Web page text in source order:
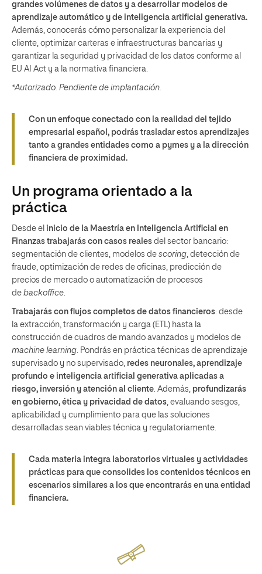
grandes volúmenes de datos y a desarrollar modelos de
aprendizaje automático y de inteligencia artificial generativa.
Además, conocerás cómo personalizar la experiencia del
cliente, optimizar carteras e infraestructuras bancarias y
garantizar la seguridad y privacidad de los datos conforme al
EU AI Act y a la normativa financiera.
*Autorizado. Pendiente de implantación.
Con un enfoque conectado con la realidad del tejido
empresarial español, podrás trasladar estos aprendizajes
tanto a grandes entidades como a pymes y a la dirección
financiera de proximidad.
Un programa orientado a la
práctica
Desde el inicio de la Maestría en Inteligencia Artificial en
Finanzas trabajarás con casos reales del sector bancario:
segmentación de clientes, modelos de scoring, detección de
fraude, optimización de redes de oficinas, predicción de
precios de mercado o automatización de procesos
de backoffice.
Trabajarás con flujos completos de datos financieros: desde
la extracción, transformación y carga (ETL) hasta la
construcción de cuadros de mando avanzados y modelos de
machine learning. Pondrás en práctica técnicas de aprendizaje
supervisado y no supervisado, redes neuronales, aprendizaje
profundo e inteligencia artificial generativa aplicadas a
riesgo, inversión y atención al cliente. Además, profundizarás
en gobierno, ética y privacidad de datos, evaluando sesgos,
aplicabilidad y cumplimiento para que las soluciones
desarrolladas sean viables técnica y regulatoriamente.
Cada materia integra laboratorios virtuales y actividades
prácticas para que consolides los contenidos técnicos en
escenarios similares a los que encontrarás en una entidad
financiera.